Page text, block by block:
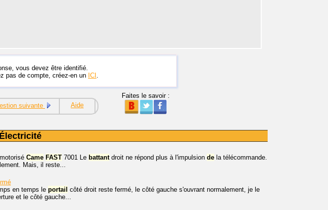
vous devez être identifié.
pas de compte, créez-en un ICI .
suivante Aide
Faites le savoir :
Came FAST 7001 Le battantdroit ne répond plus à l'impulsion de la télécommande.
Mais, il reste...
en temps le portail côté droit reste fermé, le côté gauche s'ouvrant normalement, je le
et le côté gauche...